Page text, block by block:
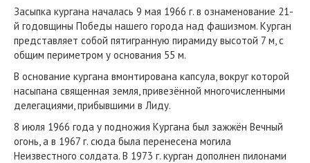
Засыпка кургана началась 9 мая 1966 г. в ознаменование 21-
й годовщины Победы нашего города над фашизмом. Курган
представляет собой пятигранную пирамиду высотой 7 м, с
общим периметром у основания 55 м.
В основание кургана вмонтирована капсула, вокруг которой
насыпана священная земля, привезённой многочисленными
делегациями, прибывшими в Лиду.
8 июля 1966 года у подножия Кургана был зажжён Вечный
огонь, а в 1967 г. сюда была перенесена могила
Неизвестного солдата. В 1973 г. курган дополнен пилонами